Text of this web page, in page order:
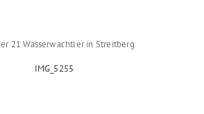
21 Wasserwachtler in Streitberg